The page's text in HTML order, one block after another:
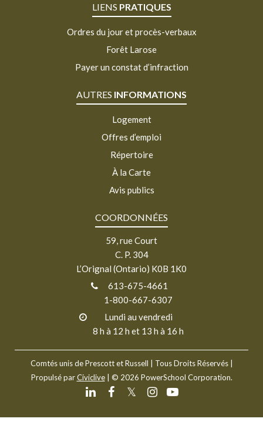
LIENS PRATIQUES
Ordres du jour et procès-verbaux
Forêt Larose
Payer un constat d’infraction
AUTRES INFORMATIONS
Logement
Offres d’emploi
Répertoire
À la Carte
Avis publics
COORDONNÉES
59, rue Court
C. P. 304
L’Orignal (Ontario) K0B 1K0
613-675-4661
1-800-667-6307
Lundi au vendredi
8 h à 12 h et 13 h à 16 h
Comtés unis de Prescott et Russell
| Tous Droits Réservés |
Propulsé parCiviclive| © 2026 PowerSchool Corporation.
𝕏